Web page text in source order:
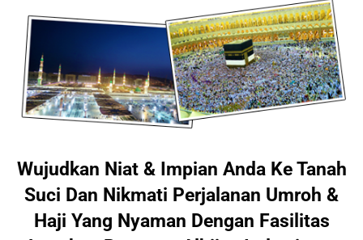
Wujudkan Niat & Impian Anda Ke Tanah
Suci Dan Nikmati Perjalanan Umroh &
Haji Yang Nyaman Dengan Fasilitas